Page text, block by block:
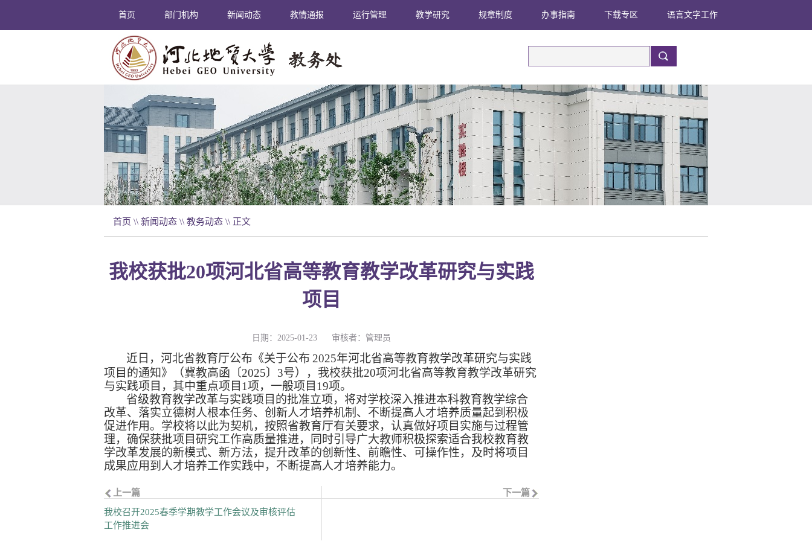
首页 部门机构 新闻动态 教情通报 运行管理 教学研究 规章制度 办事指南 下载专区 语言文字工作
首页 \\ 新闻动态 \\ 教务动态 \\ 正文
我校获批20项河北省高等教育教学改革研究与实践
项目
日期：2025-01-23 审核者：管理员
近日，河北省教育厅公布《关于公布 2025年河北省高等教育教学改革研究与实践
项目的通知》（冀教高函〔2025〕 3号），我校获批20项河北省高等教育教学改革研究
与实践项目，其中重点项目 1项，一般项目 19项。
省级教育教学改革与实践项目的批准立项，将对学校深入推进本科教育教学综合
改革、落实立德树人根本任务、创新人才培养机制、不断提高人才培养质量起到积极
促进作用。学校将以此为契机，按照省教育厅有关要求，认真做好项目实施与过程管
理，确保获批项目研究工作高质量推进，同时引导广大教师积极探索适合我校教育教
学改革发展的新模式、新方法，提升改革的创新性、前瞻性、可操作性，及时将项目
成果应用到人才培养工作实践中，不断提高人才培养能力。
上一篇
我校召开2025春季学期教学工作会议及审核评估
工作推进会
下一篇